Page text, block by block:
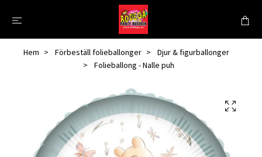
Hem Förbeställ folieballonger
Djur & figurballonger
Folieballong - Nalle puh